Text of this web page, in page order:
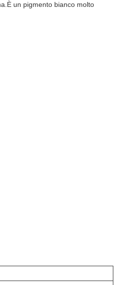
un pigmento bianco molto